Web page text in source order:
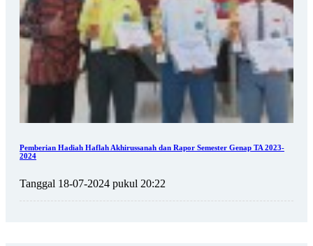
Pemberian Hadiah Haflah Akhirussanah dan Rapor Semester Genap TA 2023-
2024
Tanggal 18-07-2024 pukul 20:22